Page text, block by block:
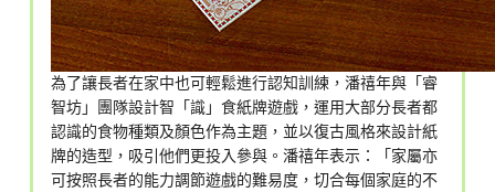
為了讓長者在家中也可輕鬆進行認知訓練，潘禧年與「睿
智坊」團隊設計智「識」食紙牌遊戲，運用大部分長者都
認識的食物種類及顏色作為主題，並以復古風格來設計紙
牌的造型，吸引他們更投入參與。潘禧年表示：「家屬亦
可按照長者的能力調節遊戲的難易度，切合每個家庭的不